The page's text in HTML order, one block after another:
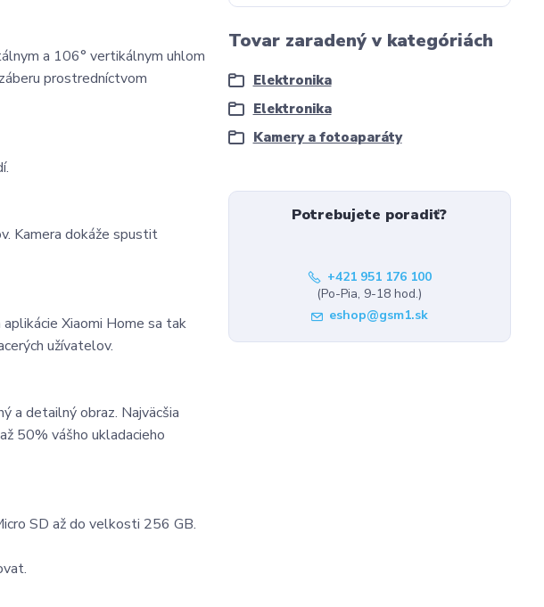
a 106° vertikálnym uhlom
prostredníctvom
Kamera dokáže spustit
Xiaomi Home sa tak
užívatelov.
a detailný obraz. Najväcšia
50% vášho ukladacieho
SD až do velkosti 256 GB.
Tovar zaradený v kategóriách
Elektronika
Elektronika
Kamery a fotoaparáty
Potrebujete poradiť?
+421 951 176 100
(Po-Pia, 9-18 hod.)
eshop@gsm1.sk